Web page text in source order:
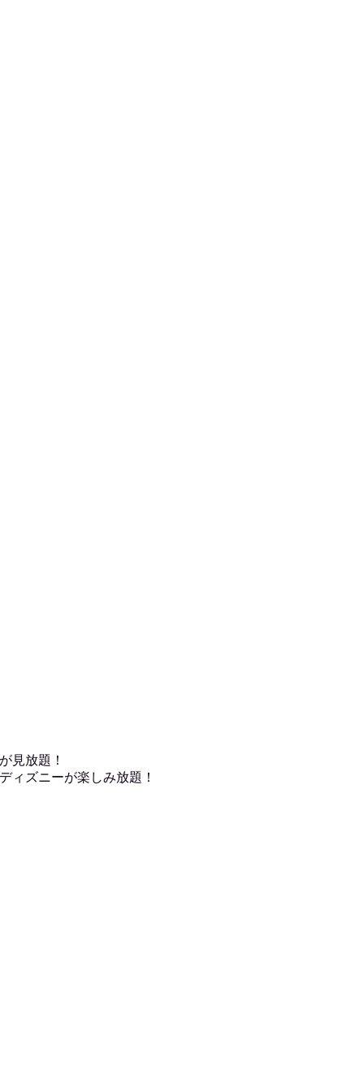
見放題！
ィズニーが楽しみ放題！